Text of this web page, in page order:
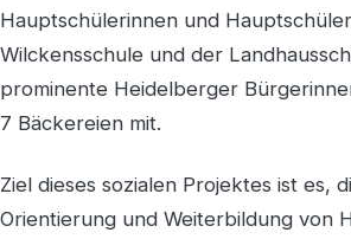
Hauptschülerinnen und
Wilckensschule und der
prominente Heidelberger
7 Bäckereien mit.
Ziel dieses sozialen Projektes ist es,
Orientierung und Weiterbildung von